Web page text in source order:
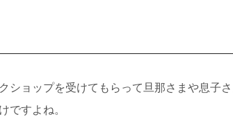
ショップを受けてもらって旦那さまや息子
ですよね。